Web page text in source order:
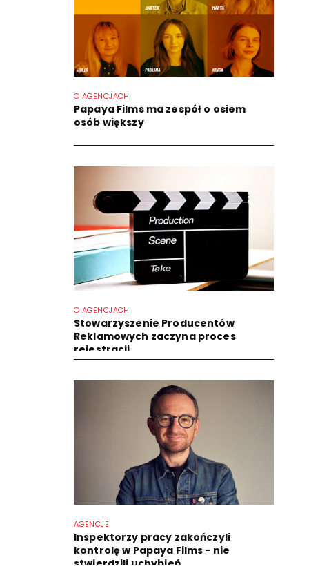
O AGENCJACH
Papaya Films ma zespół o osiem
osób większy
O AGENCJACH
Stowarzyszenie Producentów
Reklamowych zaczyna proces
rejestracji
AGENCJE
Inspektorzy pracy zakończyli
kontrolę w Papaya Films - nie
stwierdzili uchybień